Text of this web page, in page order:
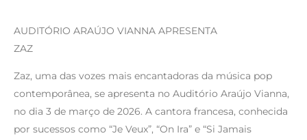
AUDITÓRIO ARAÚJO VIANNA APRESENTA
ZAZ
Zaz, uma das vozes mais encantadoras da música pop
contemporânea, se apresenta no Auditório Araújo Vianna,
no dia 3 de março de 2026. A cantora francesa, conhecida
por sucessos como “Je Veux”, “On Ira” e “Si Jamais